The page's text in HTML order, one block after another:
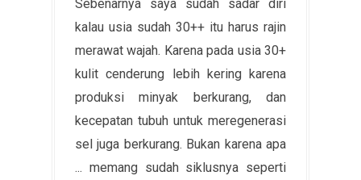
Sebenarnya saya sudah sadar diri
kalau usia sudah 30++ itu harus rajin
merawat wajah. Karena pada usia 30+
kulit cenderung lebih kering karena
produksi minyak berkurang, dan
kecepatan tubuh untuk meregenerasi
sel juga berkurang. Bukan karena apa
... memang sudah siklusnya seperti